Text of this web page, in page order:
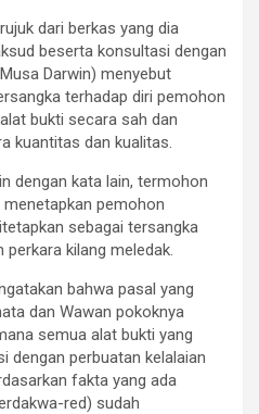
dari berkas yang dia
beserta konsultasi dengan
Darwin) menyebut
terhadap diri pemohon
bukti secara sah dan
kuantitas dan kualitas.
dengan kata lain, termohon
pemohon
sebagai tersangka
kilang meledak.
bahwa pasal yang
dan Wawan pokoknya
semua alat bukti yang
dengan perbuatan kelalaian
fakta yang ada
red) sudah